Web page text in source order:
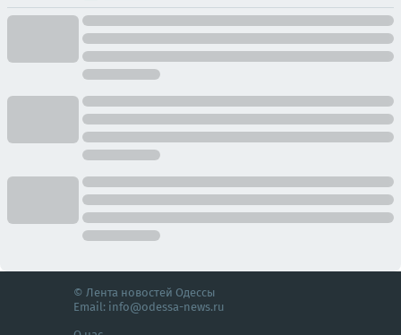
© Лента новостей Одессы
Email: info@odessa-news.ru